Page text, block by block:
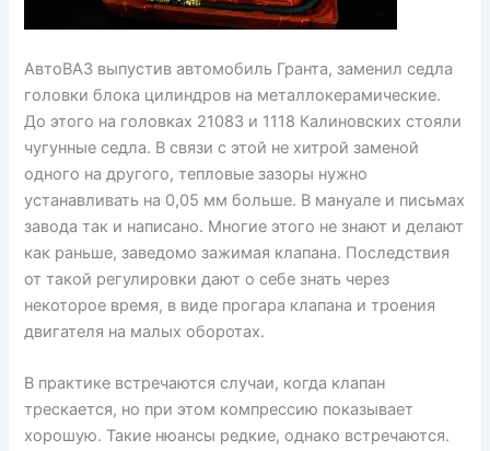
АвтоВАЗ выпустив автомобиль Гранта, заменил седла
головки блока цилиндров на металлокерамические.
До этого на головках 21083 и 1118 Калиновских стояли
чугунные седла. В связи с этой не хитрой заменой
одного на другого, тепловые зазоры нужно
устанавливать на 0,05 мм больше. В мануале и письмах
завода так и написано. Многие этого не знают и делают
как раньше, заведомо зажимая клапана. Последствия
от такой регулировки дают о себе знать через
некоторое время, в виде прогара клапана и троения
двигателя на малых оборотах.
В практике встречаются случаи, когда клапан
трескается, но при этом компрессию показывает
хорошую. Такие нюансы редкие, однако встречаются.